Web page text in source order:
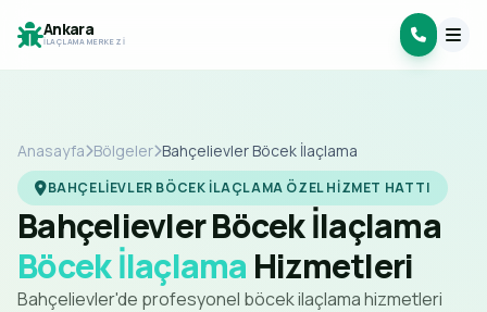
Ankara
İLAÇLAMA MERKEZI
Anasayfa Bölgeler Bahçelievler Böcek İlaçlama
BAHÇELIEVLER BÖCEK İLAÇLAMA ÖZEL HIZMET HATTI
Bahçelievler Böcek İlaçlama
Böcek İlaçlama Hizmetleri
Bahçelievler'de profesyonel böcek ilaçlama hizmetleri